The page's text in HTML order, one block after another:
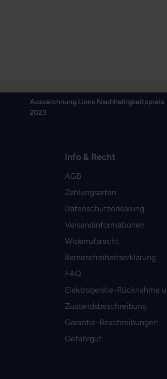
Auszeichnung Lions Nachhaltigkeitspreis
2023
Info & Recht
AGB
Zahlungsarten
Datenschutzerklärung
Versandinformationen
Widerrufsrecht
Barrierefreiheitserklärung
FAQ
Elektrogeräte-Rücknahme
Zustandsbeschreibung
Garantie-Beschreibungen
Gefahrgut